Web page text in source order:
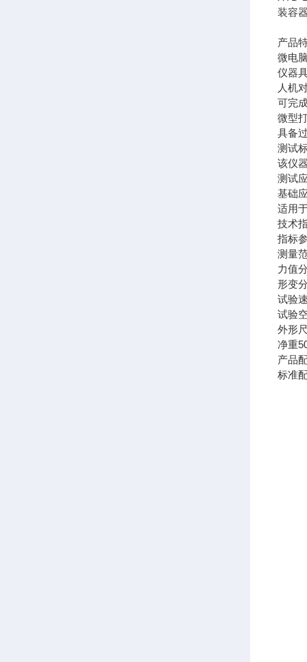
装容
产品
微电
仪器
人机
可完
微型
具备
测试
该仪
测试
基础
适用
技术
指标
测量
力值
形变
试验
试验
外形
净重
产品
标准